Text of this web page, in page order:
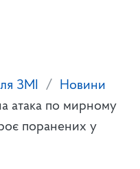
ЗМІ
Новини
атака по мирному
поранених у